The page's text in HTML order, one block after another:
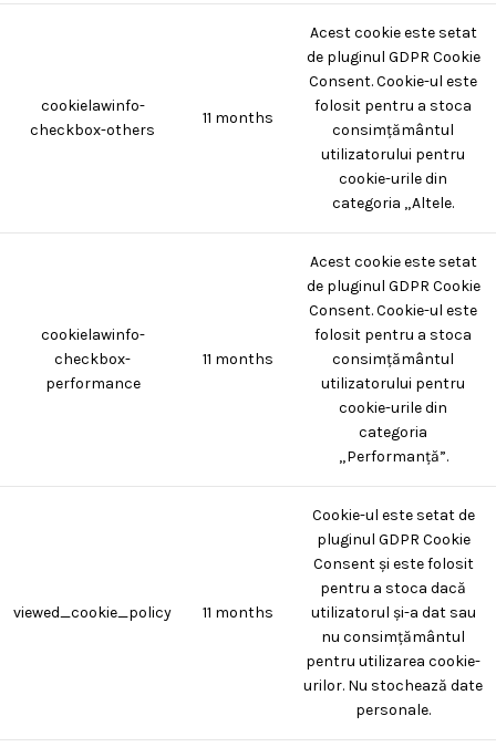
cookielawinfo-
checkbox-others
11 months
Acest cookie este setat
de pluginul GDPR Cookie
Consent. Cookie-ul este
folosit pentru a stoca
consimțământul
utilizatorului pentru
cookie-urile din
categoria „Altele.
cookielawinfo-
checkbox-
performance
11 months
Acest cookie este setat
de pluginul GDPR Cookie
Consent. Cookie-ul este
folosit pentru a stoca
consimțământul
utilizatorului pentru
cookie-urile din
categoria
„Performanță”.
viewed_cookie_policy 11 months
Cookie-ul este setat de
pluginul GDPR Cookie
Consent și este folosit
pentru a stoca dacă
utilizatorul și-a dat sau
nu consimțământul
pentru utilizarea cookie-
urilor. Nu stochează date
personale.